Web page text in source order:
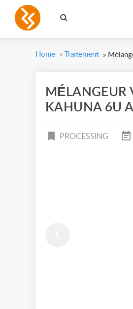
Home » Traitement »
MÉLANGEUR
KAHUNA 6U
PROCESSING